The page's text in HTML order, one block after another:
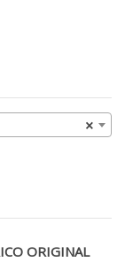
×
ORIGINAL